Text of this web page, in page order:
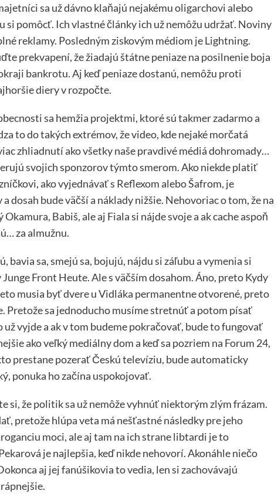
sa už dávno klaňajú nejakému oligarchovi alebo
pomôcť. Ich vlastné články ich už nemôžu udržať. Noviny
reklamy. Posledným ziskovým médiom je Lightning.
prekvapení, že žiadajú štátne peniaze na posilnenie boja
bankrotu. Aj keď peniaze dostanú, nemôžu proti
diery v rozpočte.
sa hemžia projektmi, ktoré sú takmer zadarmo a
to do takých extrémov, že video, kde nejaké morčatá
zhliadnutí ako všetky naše pravdivé médiá dohromady…
svojich sponzorov týmto smerom. Ako niekde platiť
ako vyjednávať s Reflexom alebo Šafrom, je
bude väčší a náklady nižšie. Nehovoriac o tom, že na
Babiš, ale aj Fiala si nájde svoje a ak cache aspoň
za almužnu.
sa, smejú sa, bojujú, nájdu si záľubu a vymenia si
Front Heute. Ale s väčším dosahom. Áno, preto Kydy
musia byť dvere u Vidláka permanentne otvorené, preto
Pretože sa jednoducho musíme stretnúť a potom písať
vyjde a ak v tom budeme pokračovať, bude to fungovať
ako veľký mediálny dom a keď sa pozriem na Forum 24,
prestane pozerať Českú televíziu, bude automaticky
ponuka ho začína uspokojovať.
si, že politik sa už nemôže vyhnúť niektorým zlým frázam.
pretože hlúpa veta má nešťastné následky pre jeho
moci, ale aj tam na ich strane libtardi je to
je najlepšia, keď nikde nehovorí. Akonáhle niečo
aj jej fanúšikovia to vedia, len si zachovávajú